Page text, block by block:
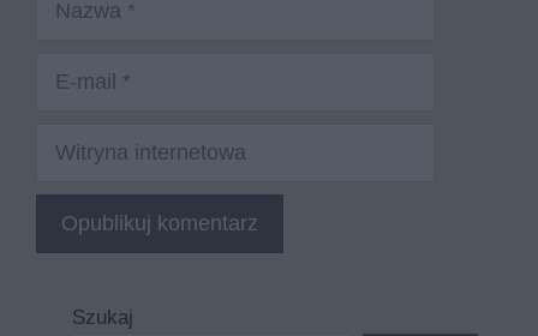
Witryna
internetowa
Szukaj